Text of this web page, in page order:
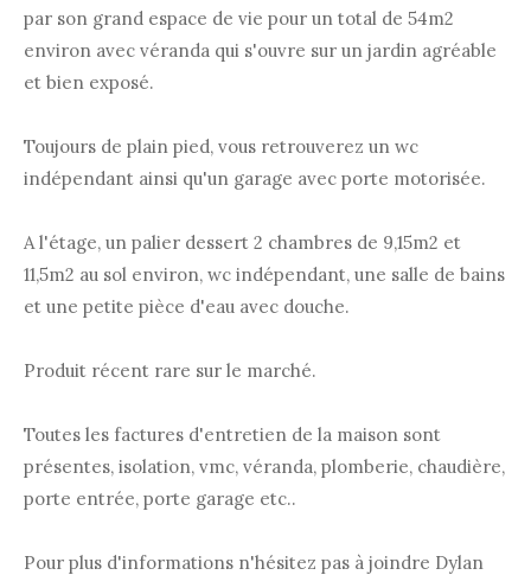
par son grand espace de vie pour un total de 54m2
environ avec véranda qui s'ouvre sur un jardin agréable
et bien exposé.
Toujours de plain pied, vous retrouverez un wc
indépendant ainsi qu'un garage avec porte motorisée.
A l'étage, un palier dessert 2 chambres de 9,15m2 et
11,5m2 au sol environ, wc indépendant, une salle de bains
et une petite pièce d'eau avec douche.
Produit récent rare sur le marché.
Toutes les factures d'entretien de la maison sont
présentes, isolation, vmc, véranda, plomberie, chaudière,
porte entrée, porte garage etc..
Pour plus d'informations n'hésitez pas à joindre Dylan